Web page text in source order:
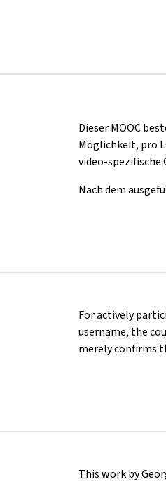
Dieser MOOC
Möglichkeit, pro
video-spezifische
Nach dem
For actively
username, the
merely confirms
This work by